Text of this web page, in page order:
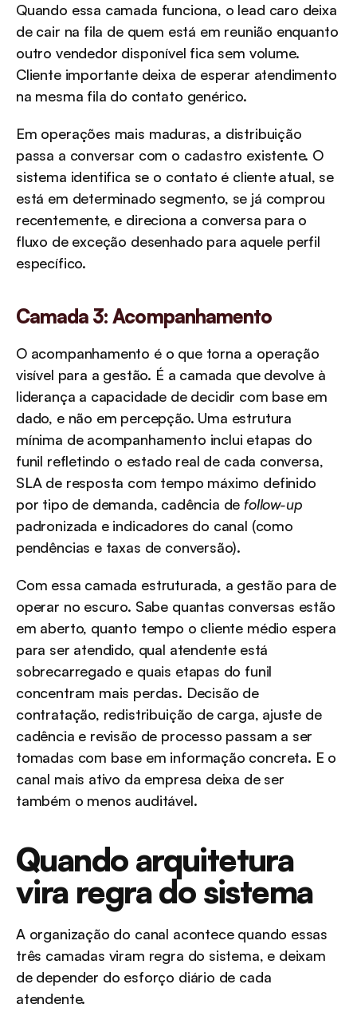
Quando essa camada funciona, o lead caro deixa
de cair na fila de quem está em reunião enquanto
outro vendedor disponível fica sem volume.
Cliente importante deixa de esperar atendimento
na mesma fila do contato genérico.
Em operações mais maduras, a distribuição
passa a conversar com o cadastro existente. O
sistema identifica se o contato é cliente atual, se
está em determinado segmento, se já comprou
recentemente, e direciona a conversa para o
fluxo de exceção desenhado para aquele perfil
específico.
Camada 3: Acompanhamento
O acompanhamento é o que torna a operação
visível para a gestão. É a camada que devolve à
liderança a capacidade de decidir com base em
dado, e não em percepção. Uma estrutura
mínima de acompanhamento inclui etapas do
funil refletindo o estado real de cada conversa,
SLA de resposta com tempo máximo definido
por tipo de demanda, cadência de follow-up
padronizada e indicadores do canal (como
pendências e taxas de conversão).
Com essa camada estruturada, a gestão para de
operar no escuro. Sabe quantas conversas estão
em aberto, quanto tempo o cliente médio espera
para ser atendido, qual atendente está
sobrecarregado e quais etapas do funil
concentram mais perdas. Decisão de
contratação, redistribuição de carga, ajuste de
cadência e revisão de processo passam a ser
tomadas com base em informação concreta. E o
canal mais ativo da empresa deixa de ser
também o menos auditável.
Quando arquitetura
vira regra do sistema
A organização do canal acontece quando essas
três camadas viram regra do sistema, e deixam
de depender do esforço diário de cada
atendente.